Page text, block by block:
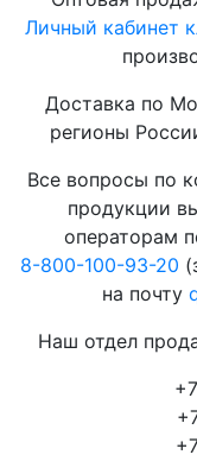
Личный кабинет
Доставка по
регионы
Все вопросы по
продукции
операторам
8-800-100-93-20
на почту
Наш отдел